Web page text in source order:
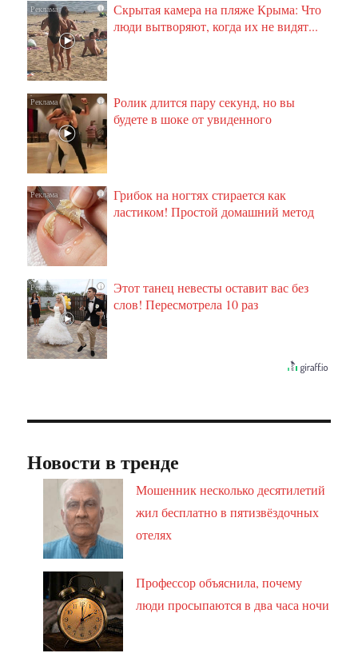
i
Скрытая камера на пляже Крыма: Что
люди вытворяют, когда их не видят...
i
Ролик длится пару секунд, но вы
будете в шоке от увиденного
i
Грибок на ногтях стирается как
ластиком! Простой домашний метод
i
Этот танец невесты оставит вас без
слов! Пересмотрела 10 раз
Новости в тренде
Мошенник несколько десятилетий
жил бесплатно в пятизвёздочных
отелях
Профессор объяснила, почему
люди просыпаются в два часа ночи